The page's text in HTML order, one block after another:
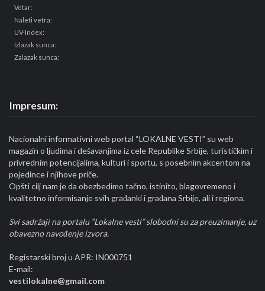
Vetar:
Naleti vetra:
UV-Index:
Izlazak sunca:
Zalazak sunca:
Impresum:
Nacionalni informativni web portal “LOKALNE VESTI” su web
magazin o ljudima i dešavanjima iz cele Republike Srbije, turističkim i
privrednim potencijalima, kulturi i sportu, s posebnim akcentom na
pojedince i njihove priče.
Opšti cilj nam je da obezbedimo tačno, istinito, blagovremeno i
kvalitetno informisanje svih građanki i građana Srbije, ali i regiona.
Svi sadržaji na portalu “Lokalne vesti” slobodni su za preuzimanje, uz
obavezno navođenje izvora.
Registarski broj u APR: IN000751
E-mail:
vestilokalne@gmail.com